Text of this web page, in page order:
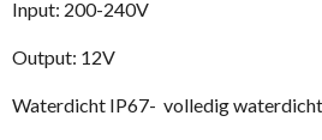
Input: 200-240V
Output: 12V
Waterdicht IP67- volledig waterdicht